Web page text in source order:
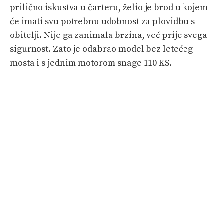
prilično iskustva u čarteru, želio je brod u kojem
će imati svu potrebnu udobnost za plovidbu s
obitelji. Nije ga zanimala brzina, već prije svega
sigurnost. Zato je odabrao model bez letećeg
mosta i s jednim motorom snage 110 KS.